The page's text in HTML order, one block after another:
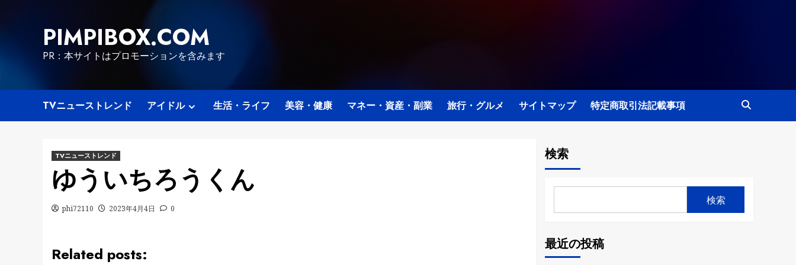
PIMPIBOX.COM
PR：本サイトはプロモーションを含みます
TVニューストレンド アイドル 生活・ライフ 美容・健康 マネー・資産・副業 旅行・グルメ サイトマップ 特定商取引法記載事項
TVニューストレンド
ゆういちろうくん
phi72110 2023年4月4日 0
Related posts:
検索
検索
最近の投稿